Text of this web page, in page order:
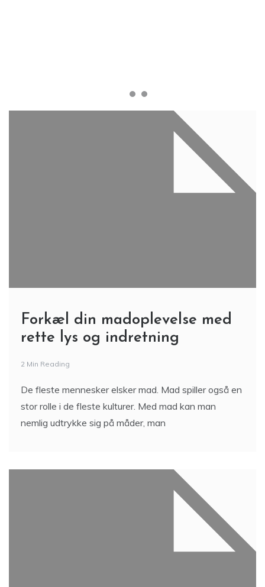
Forkæl din madoplevelse med
rette lys og indretning
2 Min Reading
De fleste mennesker elsker mad. Mad spiller også en
stor rolle i de fleste kulturer. Med mad kan man
nemlig udtrykke sig på måder, man